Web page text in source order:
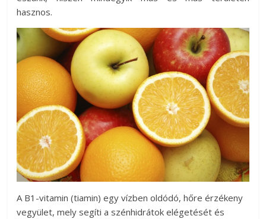
hasznos.
A B1-vitamin (tiamin) egy vízben oldódó, hőre érzékeny
vegyület, mely segíti a szénhidrátok elégetését és